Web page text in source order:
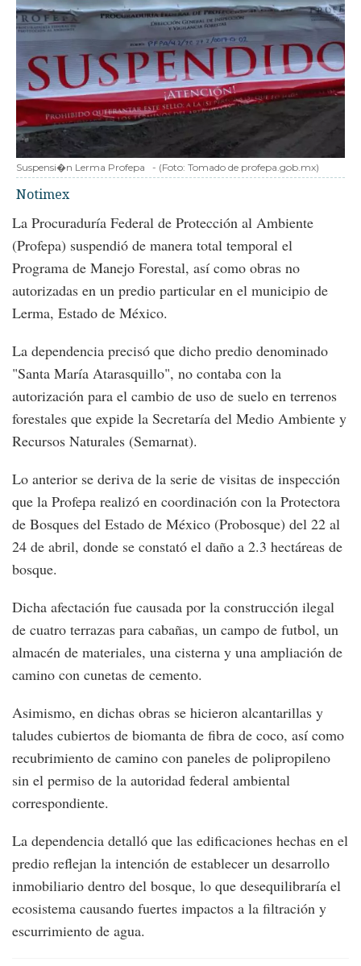
Suspensi�n Lerma Profepa - (Foto: Tomado de profepa.gob.mx)
Notimex
La Procuraduría Federal de Protección al Ambiente
(Profepa) suspendió de manera total temporal el
Programa de Manejo Forestal, así como obras no
autorizadas en un predio particular en el municipio de
Lerma, Estado de México.
La dependencia precisó que dicho predio denominado
"Santa María Atarasquillo", no contaba con la
autorización para el cambio de uso de suelo en terrenos
forestales que expide la Secretaría del Medio Ambiente y
Recursos Naturales (Semarnat).
Lo anterior se deriva de la serie de visitas de inspección
que la Profepa realizó en coordinación con la Protectora
de Bosques del Estado de México (Probosque) del 22 al
24 de abril, donde se constató el daño a 2.3 hectáreas de
bosque.
Dicha afectación fue causada por la construcción ilegal
de cuatro terrazas para cabañas, un campo de futbol, un
almacén de materiales, una cisterna y una ampliación de
camino con cunetas de cemento.
Asimismo, en dichas obras se hicieron alcantarillas y
taludes cubiertos de biomanta de fibra de coco, así como
recubrimiento de camino con paneles de polipropileno
sin el permiso de la autoridad federal ambiental
correspondiente.
La dependencia detalló que las edificaciones hechas en el
predio reflejan la intención de establecer un desarrollo
inmobiliario dentro del bosque, lo que desequilibraría el
ecosistema causando fuertes impactos a la filtración y
escurrimiento de agua.